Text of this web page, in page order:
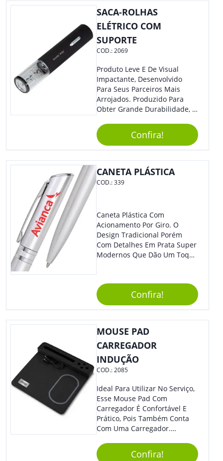
Sua Empresa.
SACA-ROLHAS
ELÉTRICO COM
SUPORTE
COD.:2069
Produto Leve E De Visual
Impactante, Desenvolvido
Para Seus Parceiros Mais
Arrojados. Produzido Para
Obter Grande Durabilidade, É
Sua Marca De Forma Estilosa,
Agregando Valor Para Sua
Empresa Em Eventos.
Confira!
CANETA PLÁSTICA
COD.:339
Caneta Plástica Com
Acionamento Por Giro. O
Design Tradicional Porém
Com Detalhes Em Prata Super
Modernos Que Dão Um Toque
Confira!
MOUSE PAD
CARREGADOR
INDUÇÃO
COD.:2085
Ideal Para Utilizar No Serviço,
Esse Mouse Pad Com
Carregador É Confortável E
Prático, Pois Também Conta
Com Uma Carregador.
Resistente, Com A Qualidade
Que Os Colaboradores
Confira!